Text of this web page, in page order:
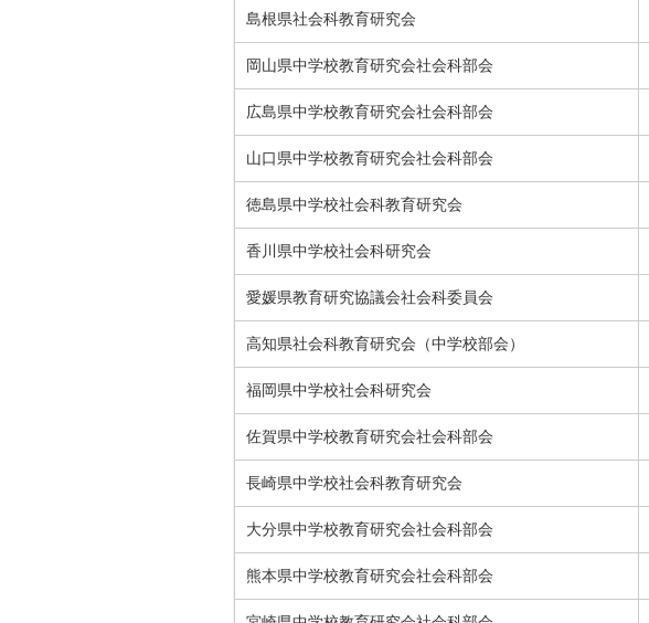
島根県社会科教育研究会
岡山県中学校教育研究会社会科部会
広島県中学校教育研究会社会科部会
山口県中学校教育研究会社会科部会
徳島県中学校社会科教育研究会
香川県中学校社会科研究会
愛媛県教育研究協議会社会科委員会
高知県社会科教育研究会（中学校部会）
福岡県中学校社会科研究会
佐賀県中学校教育研究会社会科部会
長崎県中学校社会科教育研究会
大分県中学校教育研究会社会科部会
熊本県中学校教育研究会社会科部会